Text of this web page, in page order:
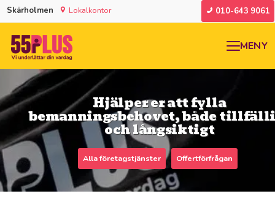
Skärholmen Lokalkontor 010-643 9061
MENY
Hjälper er att fylla
bemanningsbehovet, både
och långsiktigt
Alla företagstjänster Offertförfrågan